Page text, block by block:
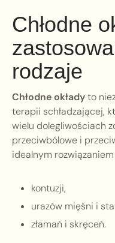
Chłodne
rodzaje
Chłodne okładyto
terapii schładzającej,
wielu dolegliwościach
przeciwbólowe i
idealnym
kontuzji,
urazów mięśni i
złamań i skręceń.